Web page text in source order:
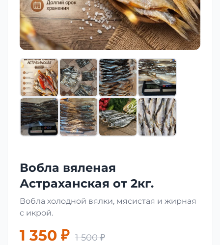
Вобла вяленая
Астраханская от 2кг.
Вобла холодной вялки, мясистая и жирная
с икрой.
1 350 ₽ 1 500 ₽